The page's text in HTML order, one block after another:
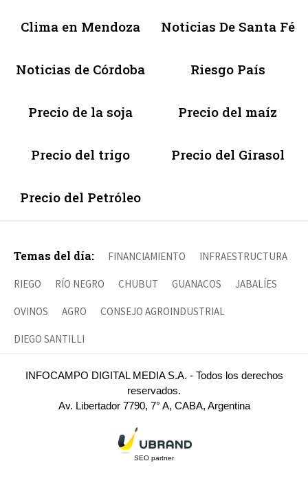
Clima en Mendoza Noticias De Santa Fé
Noticias de Córdoba Riesgo País
Precio de la soja Precio del maíz
Precio del trigo Precio del Girasol
Precio del Petróleo
Temas del día: FINANCIAMIENTO INFRAESTRUCTURA
RIEGO RÍO NEGRO CHUBUT GUANACOS JABALÍES
OVINOS AGRO CONSEJO AGROINDUSTRIAL
DIEGO SANTILLI
INFOCAMPO DIGITAL MEDIA S.A. - Todos los derechos
reservados.
Av. Libertador 7790, 7° A, CABA, Argentina
SEO partner